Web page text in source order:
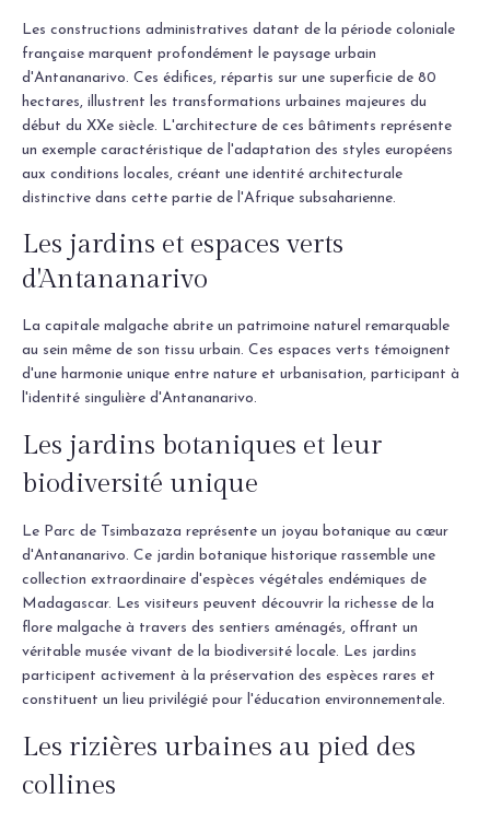
Les constructions administratives datant de la période coloniale
française marquent profondément le paysage urbain
d'Antananarivo. Ces édifices, répartis sur une superficie de 80
hectares, illustrent les transformations urbaines majeures du
début du XXe siècle. L'architecture de ces bâtiments représente
un exemple caractéristique de l'adaptation des styles européens
aux conditions locales, créant une identité architecturale
distinctive dans cette partie de l'Afrique subsaharienne.
Les jardins et espaces verts
d'Antananarivo
La capitale malgache abrite un patrimoine naturel remarquable
au sein même de son tissu urbain. Ces espaces verts témoignent
d'une harmonie unique entre nature et urbanisation, participant à
l'identité singulière d'Antananarivo.
Les jardins botaniques et leur
biodiversité unique
Le Parc de Tsimbazaza représente un joyau botanique au cœur
d'Antananarivo. Ce jardin botanique historique rassemble une
collection extraordinaire d'espèces végétales endémiques de
Madagascar. Les visiteurs peuvent découvrir la richesse de la
flore malgache à travers des sentiers aménagés, offrant un
véritable musée vivant de la biodiversité locale. Les jardins
participent activement à la préservation des espèces rares et
constituent un lieu privilégié pour l'éducation environnementale.
Les rizières urbaines au pied des
collines